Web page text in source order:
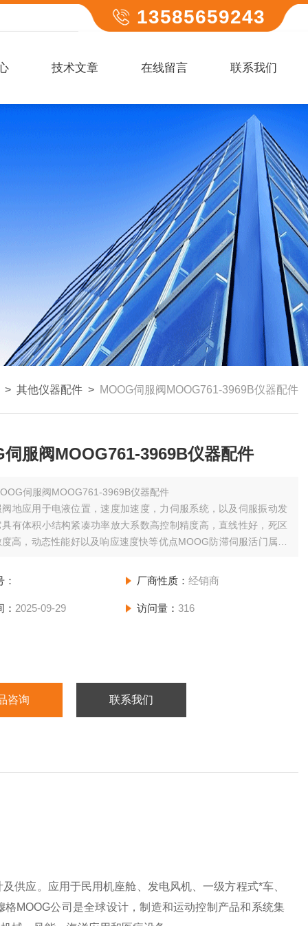
13585659243
技术文章 在线留言 联系我们
> 其他仪器配件 > MOOG伺服阀MOOG761-3969B仪器配件
伺服阀MOOG761-3969B仪器配件
伺服阀MOOG761-3969B仪器配件
阀地应用于电液位置，速度加速度，力伺服系统，以及伺服振动发
有体积小结构紧凑功率放大系数高控制精度高，直线性好，死区
高，动态性能好以及响应速度快等优点MOOG防滞伺服活门属于
厂商性质： 经销商
2025-09-29 访问量： 316
咨询 联系我们
供应。应用于民用机座舱、发电风机、一级方程式*车、
MOOG公司是全球设计，制造和运动控制产品和系统集